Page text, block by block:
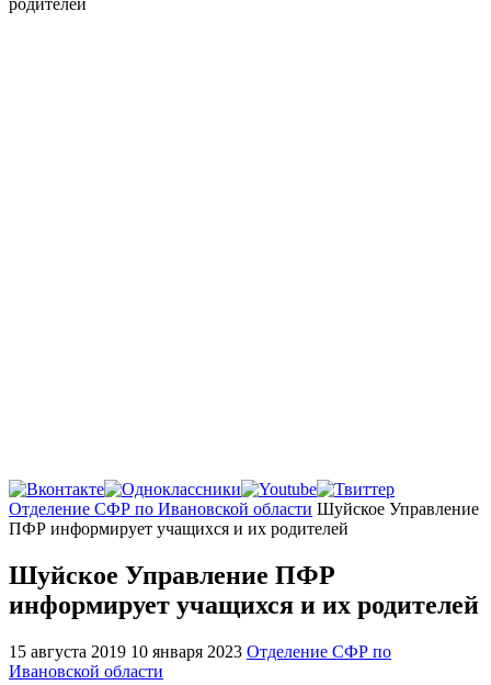
Главная
Отделение СФР по Ивановской области Шуйское Управление
ПФР информирует учащихся и их родителей
Шуйское Управление ПФР
информирует учащихся и их родителей
15 августа 2019 10 января 2023 Отделение СФР по
Ивановской области